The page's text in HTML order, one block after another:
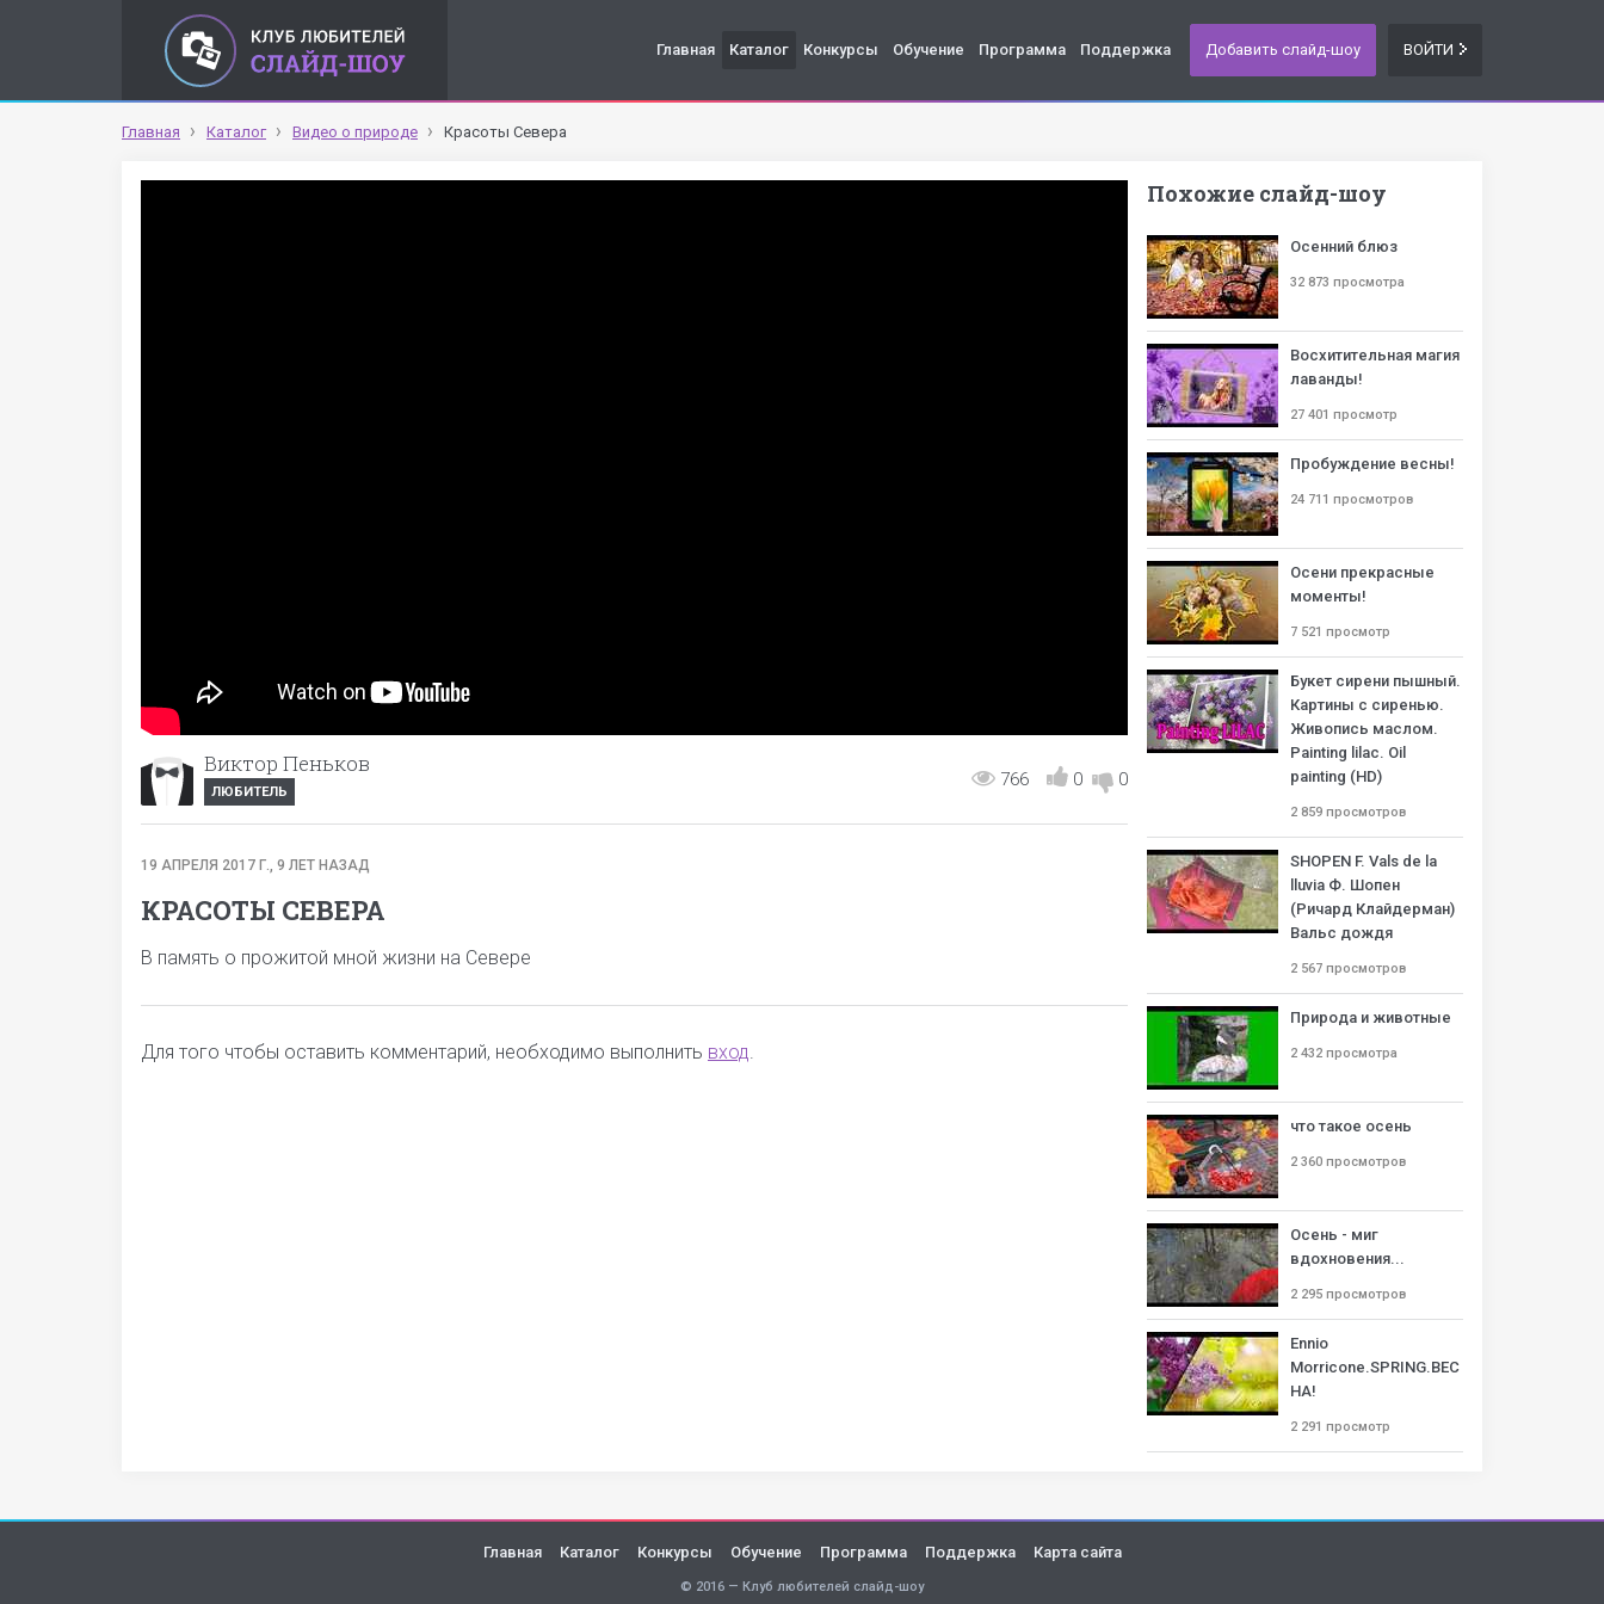
Главная Каталог Конкурсы Обучение Программа Поддержка Добавить слайд-шоу ВОЙТИ
Главная Каталог Видео о природе Красоты Севера
Виктор Пеньков
ЛЮБИТЕЛЬ
766 0 0
19 АПРЕЛЯ 2017 Г., 9 ЛЕТ НАЗАД
КРАСОТЫ СЕВЕРА
В память о прожитой мной жизни на Севере
Для того чтобы оставить комментарий, необходимо выполнить вход.
Похожие слайд-шоу
Осенний блюз
32 873 просмотра
Восхитительная магия
лаванды!
27 401 просмотр
Пробуждение весны!
24 711 просмотров
Осени прекрасные
моменты!
7 521 просмотр
Букет сирени пышный.
Картины с сиренью.
Живопись маслом.
Painting lilac. Oil
painting (HD)
2 859 просмотров
SHOPEN F. Vals de la
lluvia Ф. Шопен
(Ричард Клайдерман)
Вальс дождя
2 567 просмотров
Природа и животные
2 432 просмотра
что такое осень
2 360 просмотров
Осень - миг
вдохновения...
2 295 просмотров
Ennio
Morricone.SPRING.ВЕС
НА!
2 291 просмотр
Главная Каталог Конкурсы Обучение Программа Поддержка Карта сайта
© 2016 — Клуб любителей слайд-шоу